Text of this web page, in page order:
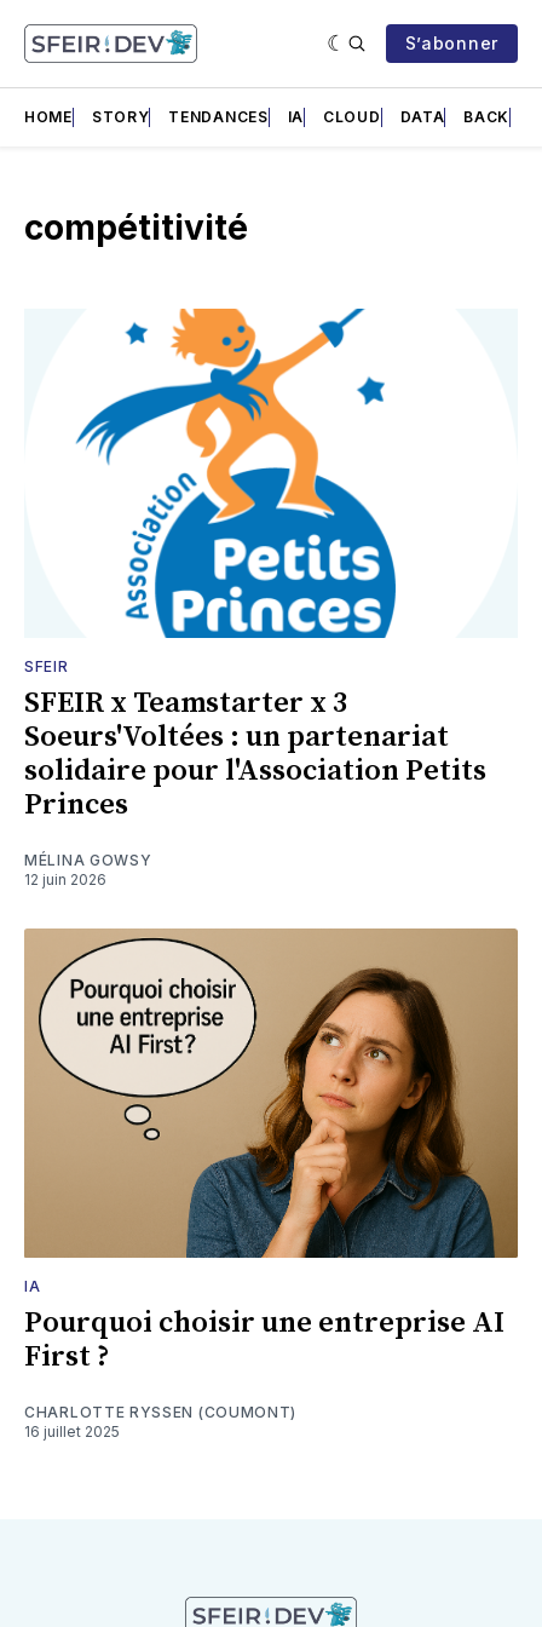
S’abonner
HOME STORY TENDANCES IA CLOUD DATA BACK
compétitivité
SFEIR
SFEIR x Teamstarter x 3
Soeurs'Voltées : un partenariat
solidaire pour l'Association Petits
Princes
MÉLINA GOWSY
12 juin 2026
IA
Pourquoi choisir une entreprise AI
First ?
CHARLOTTE RYSSEN (COUMONT)
16 juillet 2025